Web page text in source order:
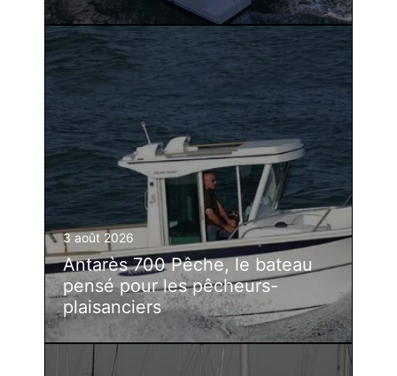
3 août 2026
Antarès 700 Pêche, le bateau
pensé pour les pêcheurs-
plaisanciers